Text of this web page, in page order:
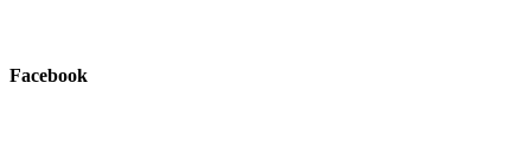
Facebook